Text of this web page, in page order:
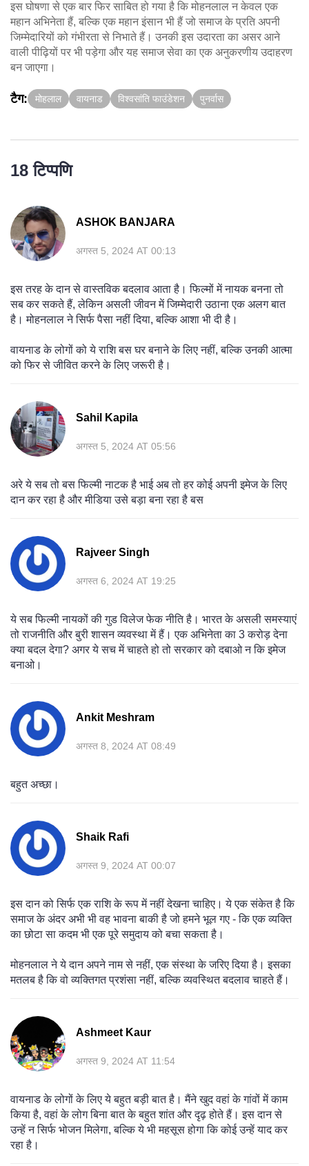
इस घोषणा से एक बार फिर साबित हो गया है कि मोहनलाल न केवल एक
महान अभिनेता हैं, बल्कि एक महान इंसान भी हैं जो समाज के प्रति अपनी
जिम्मेदारियों को गंभीरता से निभाते हैं। उनकी इस उदारता का असर आने
वाली पीढ़ियों पर भी पड़ेगा और यह समाज सेवा का एक अनुकरणीय उदाहरण
बन जाएगा।
टैग: मोहलाल वायनाड विश्वसांति फाउंडेशन पुनर्वास
18 टिप्पणि
ASHOK BANJARA
अगस्त 5, 2024 AT 00:13
इस तरह के दान से वास्तविक बदलाव आता है। फिल्मों में नायक बनना तो
सब कर सकते हैं, लेकिन असली जीवन में जिम्मेदारी उठाना एक अलग बात
है। मोहनलाल ने सिर्फ पैसा नहीं दिया, बल्कि आशा भी दी है।
वायनाड के लोगों को ये राशि बस घर बनाने के लिए नहीं, बल्कि उनकी आत्मा
को फिर से जीवित करने के लिए जरूरी है।
Sahil Kapila
अगस्त 5, 2024 AT 05:56
अरे ये सब तो बस फिल्मी नाटक है भाई अब तो हर कोई अपनी इमेज के लिए
दान कर रहा है और मीडिया उसे बड़ा बना रहा है बस
Rajveer Singh
अगस्त 6, 2024 AT 19:25
ये सब फिल्मी नायकों की गुड विलेज फेक नीति है। भारत के असली समस्याएं
तो राजनीति और बुरी शासन व्यवस्था में हैं। एक अभिनेता का 3 करोड़ देना
क्या बदल देगा? अगर ये सच में चाहते हो तो सरकार को दबाओ न कि इमेज
बनाओ।
Ankit Meshram
अगस्त 8, 2024 AT 08:49
बहुत अच्छा।
Shaik Rafi
अगस्त 9, 2024 AT 00:07
इस दान को सिर्फ एक राशि के रूप में नहीं देखना चाहिए। ये एक संकेत है कि
समाज के अंदर अभी भी वह भावना बाकी है जो हमने भूल गए - कि एक व्यक्ति
का छोटा सा कदम भी एक पूरे समुदाय को बचा सकता है।
मोहनलाल ने ये दान अपने नाम से नहीं, एक संस्था के जरिए दिया है। इसका
मतलब है कि वो व्यक्तिगत प्रशंसा नहीं, बल्कि व्यवस्थित बदलाव चाहते हैं।
Ashmeet Kaur
अगस्त 9, 2024 AT 11:54
वायनाड के लोगों के लिए ये बहुत बड़ी बात है। मैंने खुद वहां के गांवों में काम
किया है, वहां के लोग बिना बात के बहुत शांत और दृढ़ होते हैं। इस दान से
उन्हें न सिर्फ भोजन मिलेगा, बल्कि ये भी महसूस होगा कि कोई उन्हें याद कर
रहा है।